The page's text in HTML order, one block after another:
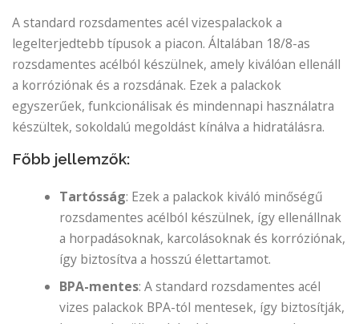
A standard rozsdamentes acél vizespalackok a
legelterjedtebb típusok a piacon. Általában 18/8-as
rozsdamentes acélból készülnek, amely kiválóan ellenáll
a korróziónak és a rozsdának. Ezek a palackok
egyszerűek, funkcionálisak és mindennapi használatra
készültek, sokoldalú megoldást kínálva a hidratálásra.
Főbb jellemzők:
Tartósság: Ezek a palackok kiváló minőségű
rozsdamentes acélból készülnek, így ellenállnak
a horpadásoknak, karcolásoknak és korróziónak,
így biztosítva a hosszú élettartamot.
BPA-mentes: A standard rozsdamentes acél
vizes palackok BPA-tól mentesek, így biztosítják,